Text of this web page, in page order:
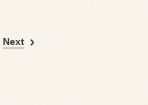
Next